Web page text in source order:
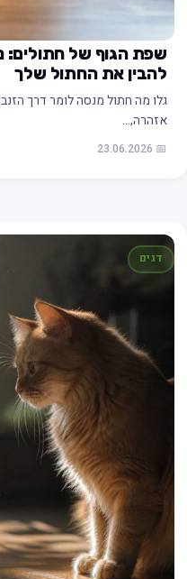
שפת הגוף של חתולים:
להבין את החתול שלך
גלו מה חתול מנסה לומר דרך
אזהרה,…
📅 23.06.2026
דגים